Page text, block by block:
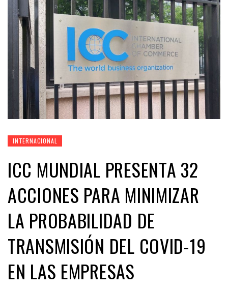
INTERNACIONAL
ICC MUNDIAL PRESENTA 32
ACCIONES PARA MINIMIZAR
LA PROBABILIDAD DE
TRANSMISIÓN DEL COVID-19
EN LAS EMPRESAS